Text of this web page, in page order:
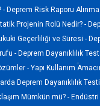
- Deprem Risk Raporu
Projenin Rolü Nedir? -
Geçerliliği ve Süresi -
- Deprem Dayanıklılık
-Yapı Kullanım
Deprem Dayanıklılık Testi
Mümkün mü? -